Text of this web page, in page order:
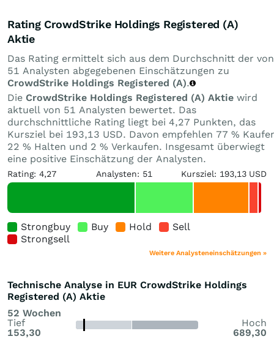
Rating CrowdStrike Holdings Registered (A)
Aktie
Das Rating ermittelt sich aus dem Durchschnitt der von
51 Analysten abgegebenen Einschätzungen zu
CrowdStrike Holdings Registered (A).
Die CrowdStrike Holdings Registered (A) Aktie wird
aktuell von 51 Analysten bewertet. Das
durchschnittliche Rating liegt bei 4,27 Punkten, das
Kursziel bei 193,13 USD. Davon empfehlen 77 %
22 % Halten und 2 % Verkaufen. Insgesamt überwiegt
eine positive Einschätzung der Analysten.
Rating: 4,27 Analysten: 51 Kursziel: 193,13 USD
Strongbuy Buy Hold
Sell
Strongsell
Weitere Analysteneinschätzungen »
Technische Analyse in EUR CrowdStrike Holdings
Registered (A) Aktie
52 Wochen
Tief
153,30
Hoch
689,30